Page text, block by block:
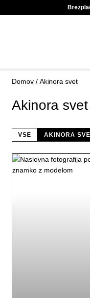
Domov / Akinora svet
Akinora
VSE AKINORA